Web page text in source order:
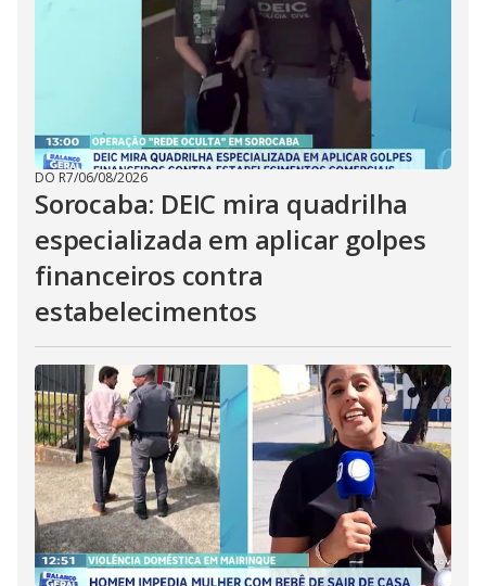
DO R7/06/08/2026
Sorocaba: DEIC mira quadrilha
especializada em aplicar golpes
financeiros contra
estabelecimentos